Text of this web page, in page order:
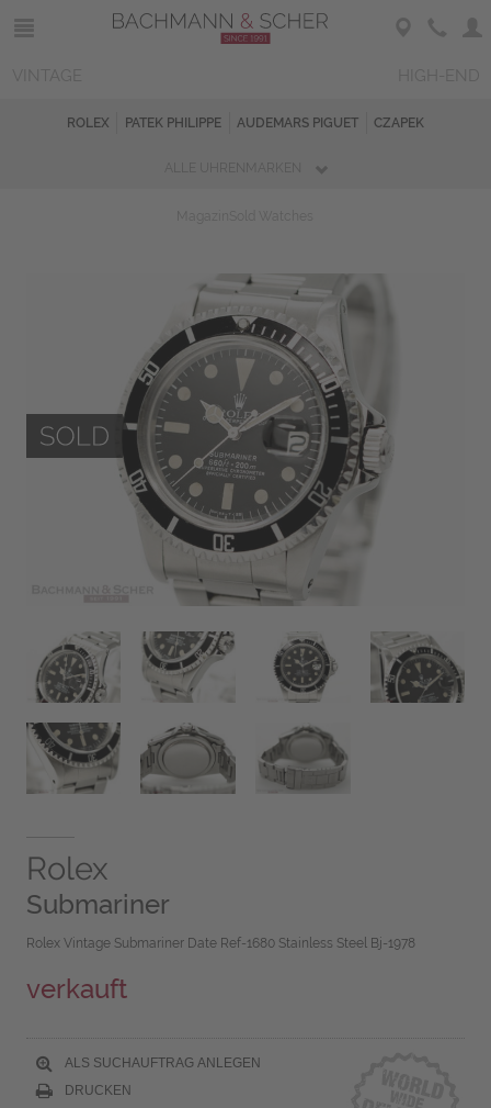
ROLEX PATEK PHILIPPE AUDEMARS PIGUET CZAPEK
Rolex
Submariner
Rolex Vintage Submariner Date Ref-1680 Stainless Steel Bj-1978
verkauft
ALS SUCHAUFTRAG ANLEGEN
DRUCKEN